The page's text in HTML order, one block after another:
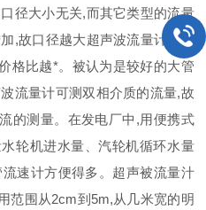
径大小无关,而其它类型的流量
,故口径越大超声波流量计比相
格比越*。被认为是较好的大管
流量计可测双相介质的流量,故
的测量。在发电厂中,用便携式
轮机进水量、汽轮机循环水量
速计方便得多。超声被流量汁
范围从2cm到5m,从几米宽的明